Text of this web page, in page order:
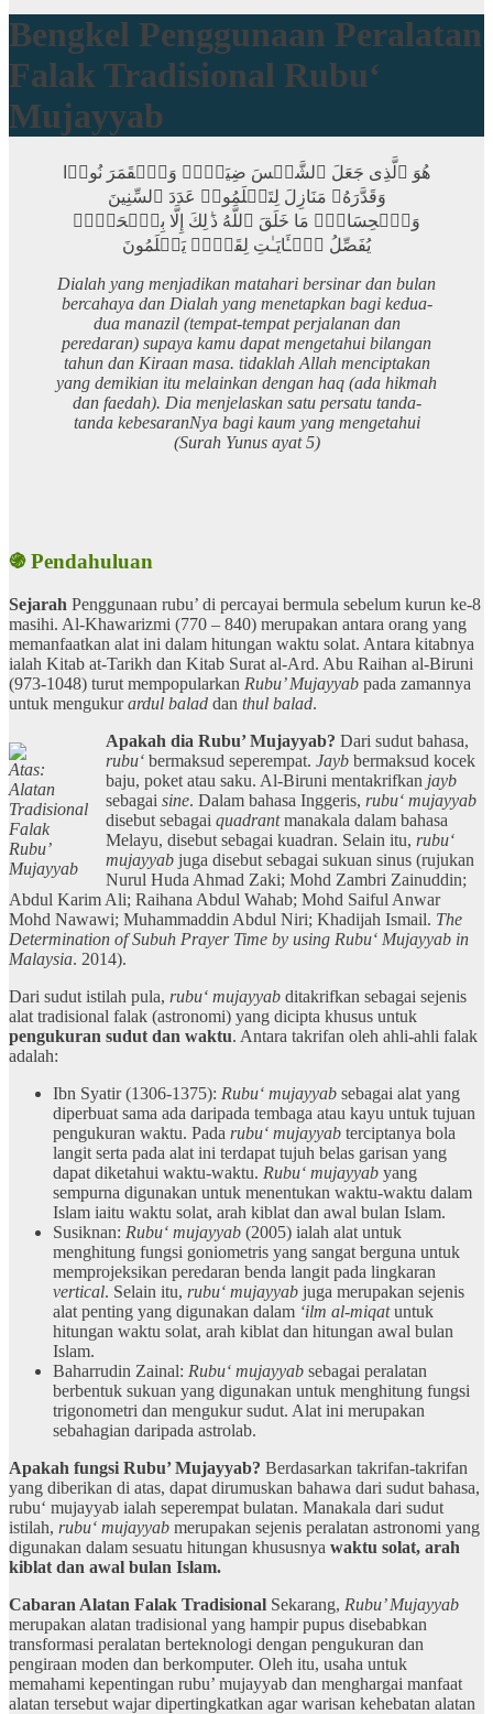
Bengkel Penggunaan Peralatan
Falak Tradisional Rubu‘
Mujayyab
هُوَ ٱلَّذِی جَعَلَ ٱلشَّمۡسَ ضِیَاۤءࣰ وَٱلۡقَمَرَ نُورࣰا
وَقَدَّرَهُۥ مَنَازِلَ لِتَعۡلَمُوا۟ عَدَدَ ٱلسِّنِینَ
وَٱلۡحِسَابَۚ مَا خَلَقَ ٱللَّهُ ذَ ٰ⁠لِكَ إِلَّا بِٱلۡحَقِّۚ
یُفَصِّلُ ٱلۡـَٔایَـٰتِ لِقَوۡمࣲ یَعۡلَمُونَ
Dialah yang menjadikan matahari bersinar dan bulan
bercahaya dan Dialah yang menetapkan bagi kedua-
dua manazil (tempat-tempat perjalanan dan
peredaran) supaya kamu dapat mengetahui bilangan
tahun dan Kiraan masa. tidaklah Allah menciptakan
yang demikian itu melainkan dengan haq (ada hikmah
dan faedah). Dia menjelaskan satu persatu tanda-
tanda kebesaranNya bagi kaum yang mengetahui
(Surah Yunus ayat 5)
֍ Pendahuluan
Sejarah Penggunaan rubu’ di percayai bermula sebelum kurun ke-8
masihi. Al-Khawarizmi (770 – 840) merupakan antara orang yang
memanfaatkan alat ini dalam hitungan waktu solat. Antara kitabnya
ialah Kitab at-Tarikh dan Kitab Surat al-Ard. Abu Raihan al-Biruni
(973-1048) turut mempopularkan Rubu’ Mujayyab pada zamannya
untuk mengukurardul balad dan thul balad.
Atas:
Alatan
Tradisional
Falak
Rubu’
Mujayyab
Apakah dia Rubu’ Mujayyab? Dari sudut bahasa,
rubu‘ bermaksud seperempat. Jayb bermaksud kocek
baju, poket atau saku. Al-Biruni mentakrifkan jayb
sebagai sine. Dalam bahasa Inggeris, rubu‘ mujayyab
disebut sebagai quadrantmanakala dalam bahasa
Melayu, disebut sebagai kuadran. Selain itu, rubu‘
mujayyab juga disebut sebagai sukuan sinus (rujukan
Nurul Huda Ahmad Zaki; Mohd Zambri Zainuddin;
Abdul Karim Ali; Raihana Abdul Wahab; Mohd Saiful Anwar
Mohd Nawawi; Muhammaddin Abdul Niri; Khadijah Ismail. The
Determination of Subuh Prayer Time by using Rubu‘ Mujayyab in
Malaysia. 2014).
Dari sudut istilah pula, rubu‘ mujayyab ditakrifkan sebagai sejenis
alat tradisional falak (astronomi) yang dicipta khusus untuk
pengukuran sudut dan waktu. Antara takrifan oleh ahli-ahli falak
adalah:
Ibn Syatir (1306-1375): Rubu‘ mujayyab sebagai alat yang
diperbuat sama ada daripada tembaga atau kayu untuk tujuan
pengukuran waktu. Pada rubu‘ mujayyab terciptanya bola
langit serta pada alat ini terdapat tujuh belas garisan yang
dapat diketahui waktu-waktu. Rubu‘ mujayyab yang
sempurna digunakan untuk menentukan waktu-waktu dalam
Islam iaitu waktu solat, arah kiblat dan awal bulan Islam.
Susiknan: Rubu‘ mujayyab (2005) ialah alat untuk
menghitung fungsi goniometris yang sangat berguna untuk
memprojeksikan peredaran benda langit pada lingkaran
vertical. Selain itu, rubu‘ mujayyab juga merupakan sejenis
alat penting yang digunakan dalam ‘ilm al-miqatuntuk
hitungan waktu solat, arah kiblat dan hitungan awal bulan
Islam.
Baharrudin Zainal: Rubu‘ mujayyab sebagai peralatan
berbentuk sukuan yang digunakan untuk menghitung fungsi
trigonometri dan mengukur sudut. Alat ini merupakan
sebahagian daripada astrolab.
Apakah fungsi Rubu’ Mujayyab? Berdasarkan takrifan-takrifan
yang diberikan di atas, dapat dirumuskan bahawa dari sudut bahasa,
rubu‘ mujayyab ialah seperempat bulatan. Manakala dari sudut
istilah, rubu‘ mujayyab merupakan sejenis peralatan astronomi yang
digunakan dalam sesuatu hitungan khususnya waktu solat, arah
kiblat dan awal bulan Islam.
Cabaran Alatan Falak Tradisional Sekarang, Rubu’ Mujayyab
merupakan alatan tradisional yang hampir pupus disebabkan
transformasi peralatan berteknologi dengan pengukuran dan
pengiraan moden dan berkomputer. Oleh itu, usaha untuk
memahami kepentingan rubu’ mujayyab dan menghargai manfaat
alatan tersebut wajar dipertingkatkan agar warisan kehebatan alatan